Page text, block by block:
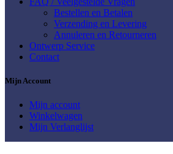
Bestellen en Betalen
Verzending en Levering
Annuleren en Retourneren
Ontwerp Service
Contact
Mijn Account
Mijn account
Winkelwagen
Mijn Verlanglijst